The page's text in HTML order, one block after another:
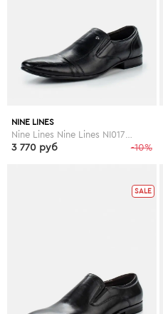
NINE LINES
-10%
3 770 руб
SALE